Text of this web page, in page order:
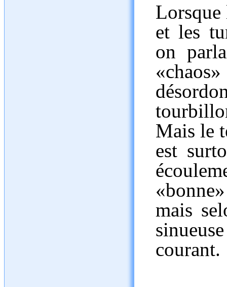
Lorsque
et les
on
Mais le
est
mais
courant.